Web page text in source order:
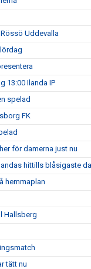
Uddevalla
13:00 Ilanda IP
spelad
FK
för damerna just nu
hittills blåsigaste
hemmaplan
Hallsberg
tätt nu